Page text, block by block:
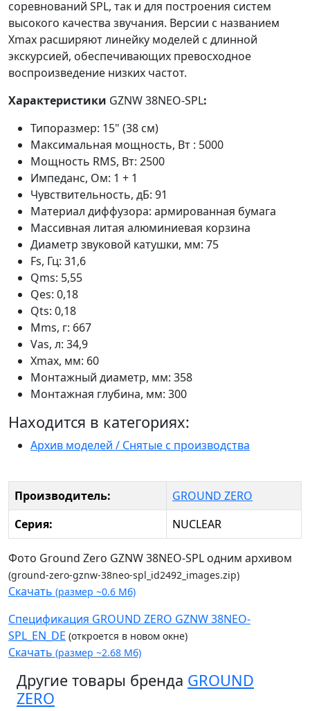
соревнований SPL, так и для построения систем
высокого качества звучания. Версии с названием
Xmax расширяют линейку моделей с длинной
экскурсией, обеспечивающих превосходное
воспроизведение низких частот.
Характеристики GZNW 38NEO-SPL:
Типоразмер: 15" (38 см)
Максимальная мощность, Вт : 5000
Мощность RMS, Вт: 2500
Импеданс, Ом: 1 + 1
Чувствительность, дБ: 91
Материал диффузора: армированная бумага
Массивная литая алюминиевая корзина
Диаметр звуковой катушки, мм: 75
Fs, Гц: 31,6
Qms: 5,55
Qes: 0,18
Qts: 0,18
Mms, г: 667
Vas, л: 34,9
Xmax, мм: 60
Монтажный диаметр, мм: 358
Монтажная глубина, мм: 300
Находится в категориях:
Архив моделей / Снятые с производства
Производитель:
GROUND ZERO
Серия:
NUCLEAR
Фото Ground Zero GZNW 38NEO-SPL одним архивом
(ground-zero-gznw-38neo-spl_id2492_images.zip)
Скачать (размер ~0.6 Мб)
Спецификация GROUND ZERO GZNW 38NEO-
SPL_EN_DE (откроется в новом окне)
Скачать (размер ~2.68 Мб)
Другие товары бренда GROUND
ZERO